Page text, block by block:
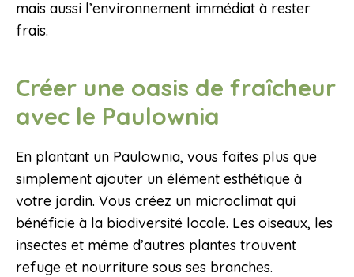
mais aussi l’environnement immédiat à rester
frais.
Créer une oasis de fraîcheur
avec le Paulownia
En plantant un Paulownia, vous faites plus que
simplement ajouter un élément esthétique à
votre jardin. Vous créez un microclimat qui
bénéficie à la biodiversité locale. Les oiseaux, les
insectes et même d’autres plantes trouvent
refuge et nourriture sous ses branches.